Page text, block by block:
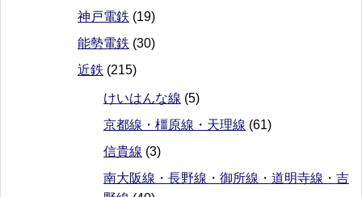
神戸電鉄 (19)
能勢電鉄 (30)
近鉄 (215)
けいはんな線 (5)
京都線・橿原線・天理線 (61)
信貴線 (3)
南大阪線・長野線・御所線・道明寺線・吉